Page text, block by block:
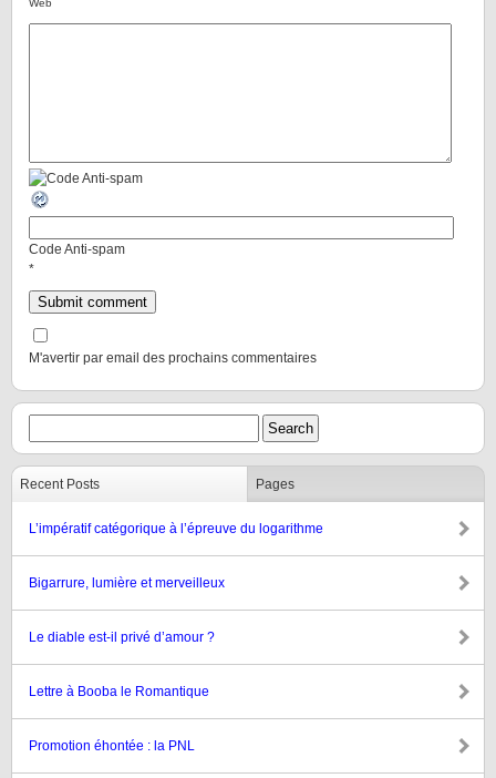
Web
Code Anti-spam
*
M'avertir par email des prochains commentaires
Recent Posts Pages
L’impératif catégorique à l’épreuve du logarithme
Bigarrure, lumière et merveilleux
Le diable est-il privé d’amour ?
Lettre à Booba le Romantique
Promotion éhontée : la PNL